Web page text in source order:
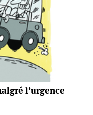
l’urgence